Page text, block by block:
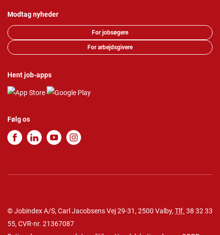
Modtag nyheder
For jobsøgere
For arbejdsgivere
Hent job-apps
Følg os
© Jobindex A/S, Carl Jacobsens Vej 29-31, 2500 Valby, Tlf. 38 32 33
55, CVR-nr. 21367087